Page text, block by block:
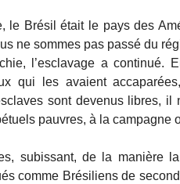
le Brésil était le pays des
ne sommes pas passé du
l’esclavage a continué.
qui les avaient
sont devenus libres, il
pauvres, à la campagne
subissant, de la manière
comme Brésiliens de